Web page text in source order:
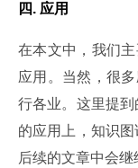
四. 应用
在本文中，我们
应用。当然，很
行各业。这里提
的应用上，知识
后续的文章中会继